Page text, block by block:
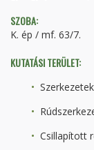
SZOBA:
K. ép / mf. 63/7.
KUTATÁSI TERÜLET:
Csillapított